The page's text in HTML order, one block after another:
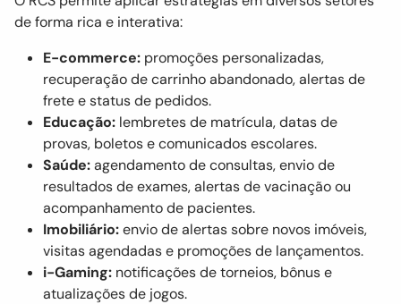
de forma rica e interativa:
E-commerce: promoções personalizadas,
recuperação de carrinho abandonado, alertas de
frete e status de pedidos.
Educação: lembretes de matrícula, datas de
provas, boletos e comunicados escolares.
Saúde:agendamento de consultas, envio de
resultados de exames, alertas de vacinação ou
acompanhamento de pacientes.
Imobiliário:envio de alertas sobre novos imóveis,
visitas agendadas e promoções de lançamentos.
i-Gaming: notificações de torneios, bônus e
atualizações de jogos.